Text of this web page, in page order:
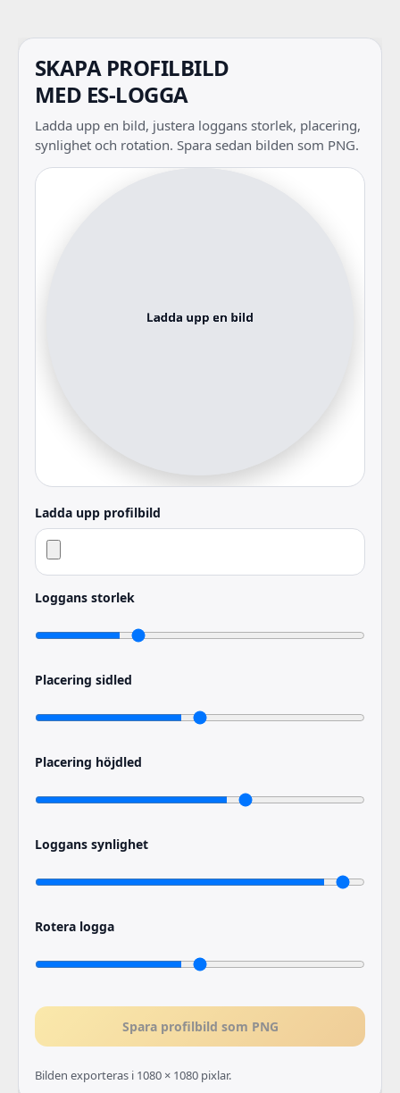
SKAPA PROFILBILD
MED ES-LOGGA
Ladda upp en bild, justera loggans storlek, placering,
synlighet och rotation. Spara sedan bilden som PNG.
Ladda upp profilbild
Loggans storlek
Placering sidled
Placering höjdled
Loggans synlighet
Rotera logga
Spara profilbild som PNG
Bilden exporteras i 1080 × 1080 pixlar.